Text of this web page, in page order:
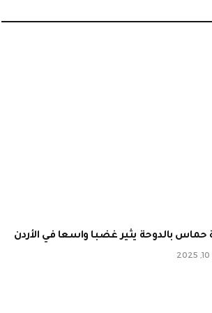
بالدوحة يثير غضبا واسعا في الأردن